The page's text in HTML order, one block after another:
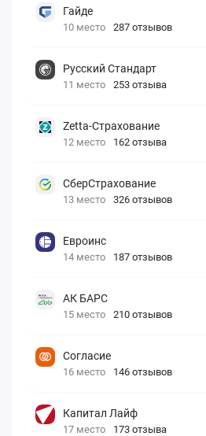
Гайде
10 место 287 отзывов
Русский Стандарт
11 место 253 отзыва
Zetta-Страхование
12 место 162 отзыва
СберСтрахование
13 место 326 отзывов
Евроинс
14 место 187 отзывов
АК БАРС
15 место 210 отзывов
Согласие
16 место 146 отзывов
Капитал Лайф
17 место 173 отзыва